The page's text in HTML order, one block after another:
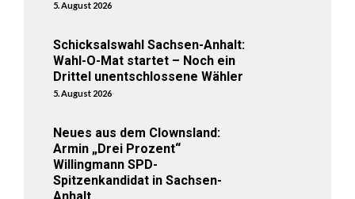
5. August 2026
Schicksalswahl Sachsen-Anhalt:
Wahl-O-Mat startet – Noch ein
Drittel unentschlossene Wähler
5. August 2026
Neues aus dem Clownsland:
Armin „Drei Prozent“
Willingmann SPD-
Spitzenkandidat in Sachsen-
Anhalt